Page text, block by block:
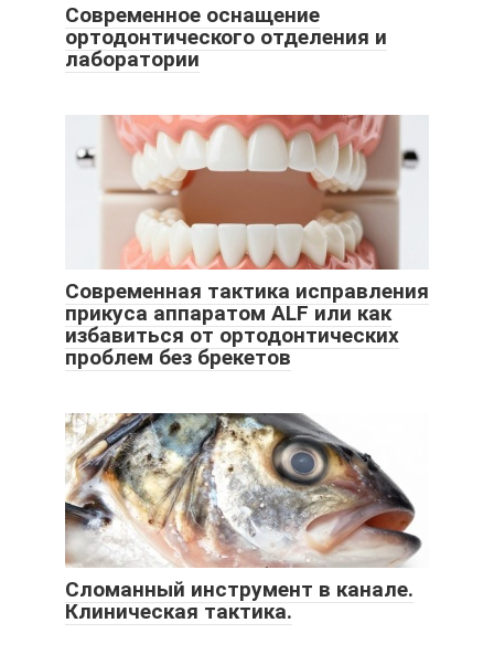
Современное оснащение
ортодонтического отделения и
лаборатории
Современная тактика исправления
прикуса аппаратом ALF или как
избавиться от ортодонтических
проблем без брекетов
Сломанный инструмент в канале.
Клиническая тактика.